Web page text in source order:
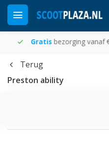
Gratisbezorging vanaf €50
Terug
Preston ability